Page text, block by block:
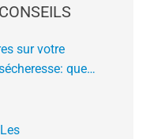
sur votre
que